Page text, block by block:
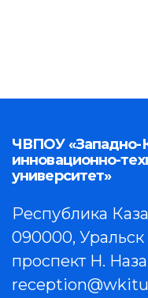
ЧВПОУ «Западно-
инновационно-
университет»
Республика
090000, Уральск
проспект Н.